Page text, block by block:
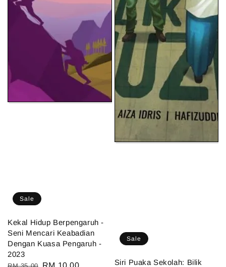
Sale
Kekal Hidup Berpengaruh -
Seni Mencari Keabadian
Dengan Kuasa Pengaruh -
2023
Sale
Siri Puaka Sekolah: Bilik